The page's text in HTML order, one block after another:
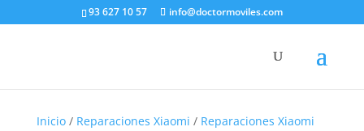
93 627 10 57 info@doctormoviles.com
Inicio/ Reparaciones Xiaomi / Reparaciones Xiaomi